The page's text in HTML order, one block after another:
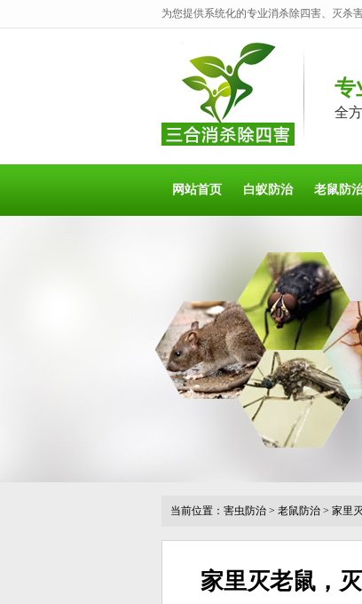
为您提供系统化的专业消杀除四害、灭杀
专
全
网站首页 白蚁防治 老鼠防
当前位置： 害虫防治 > 老鼠防治 > 家里
家里灭老鼠，